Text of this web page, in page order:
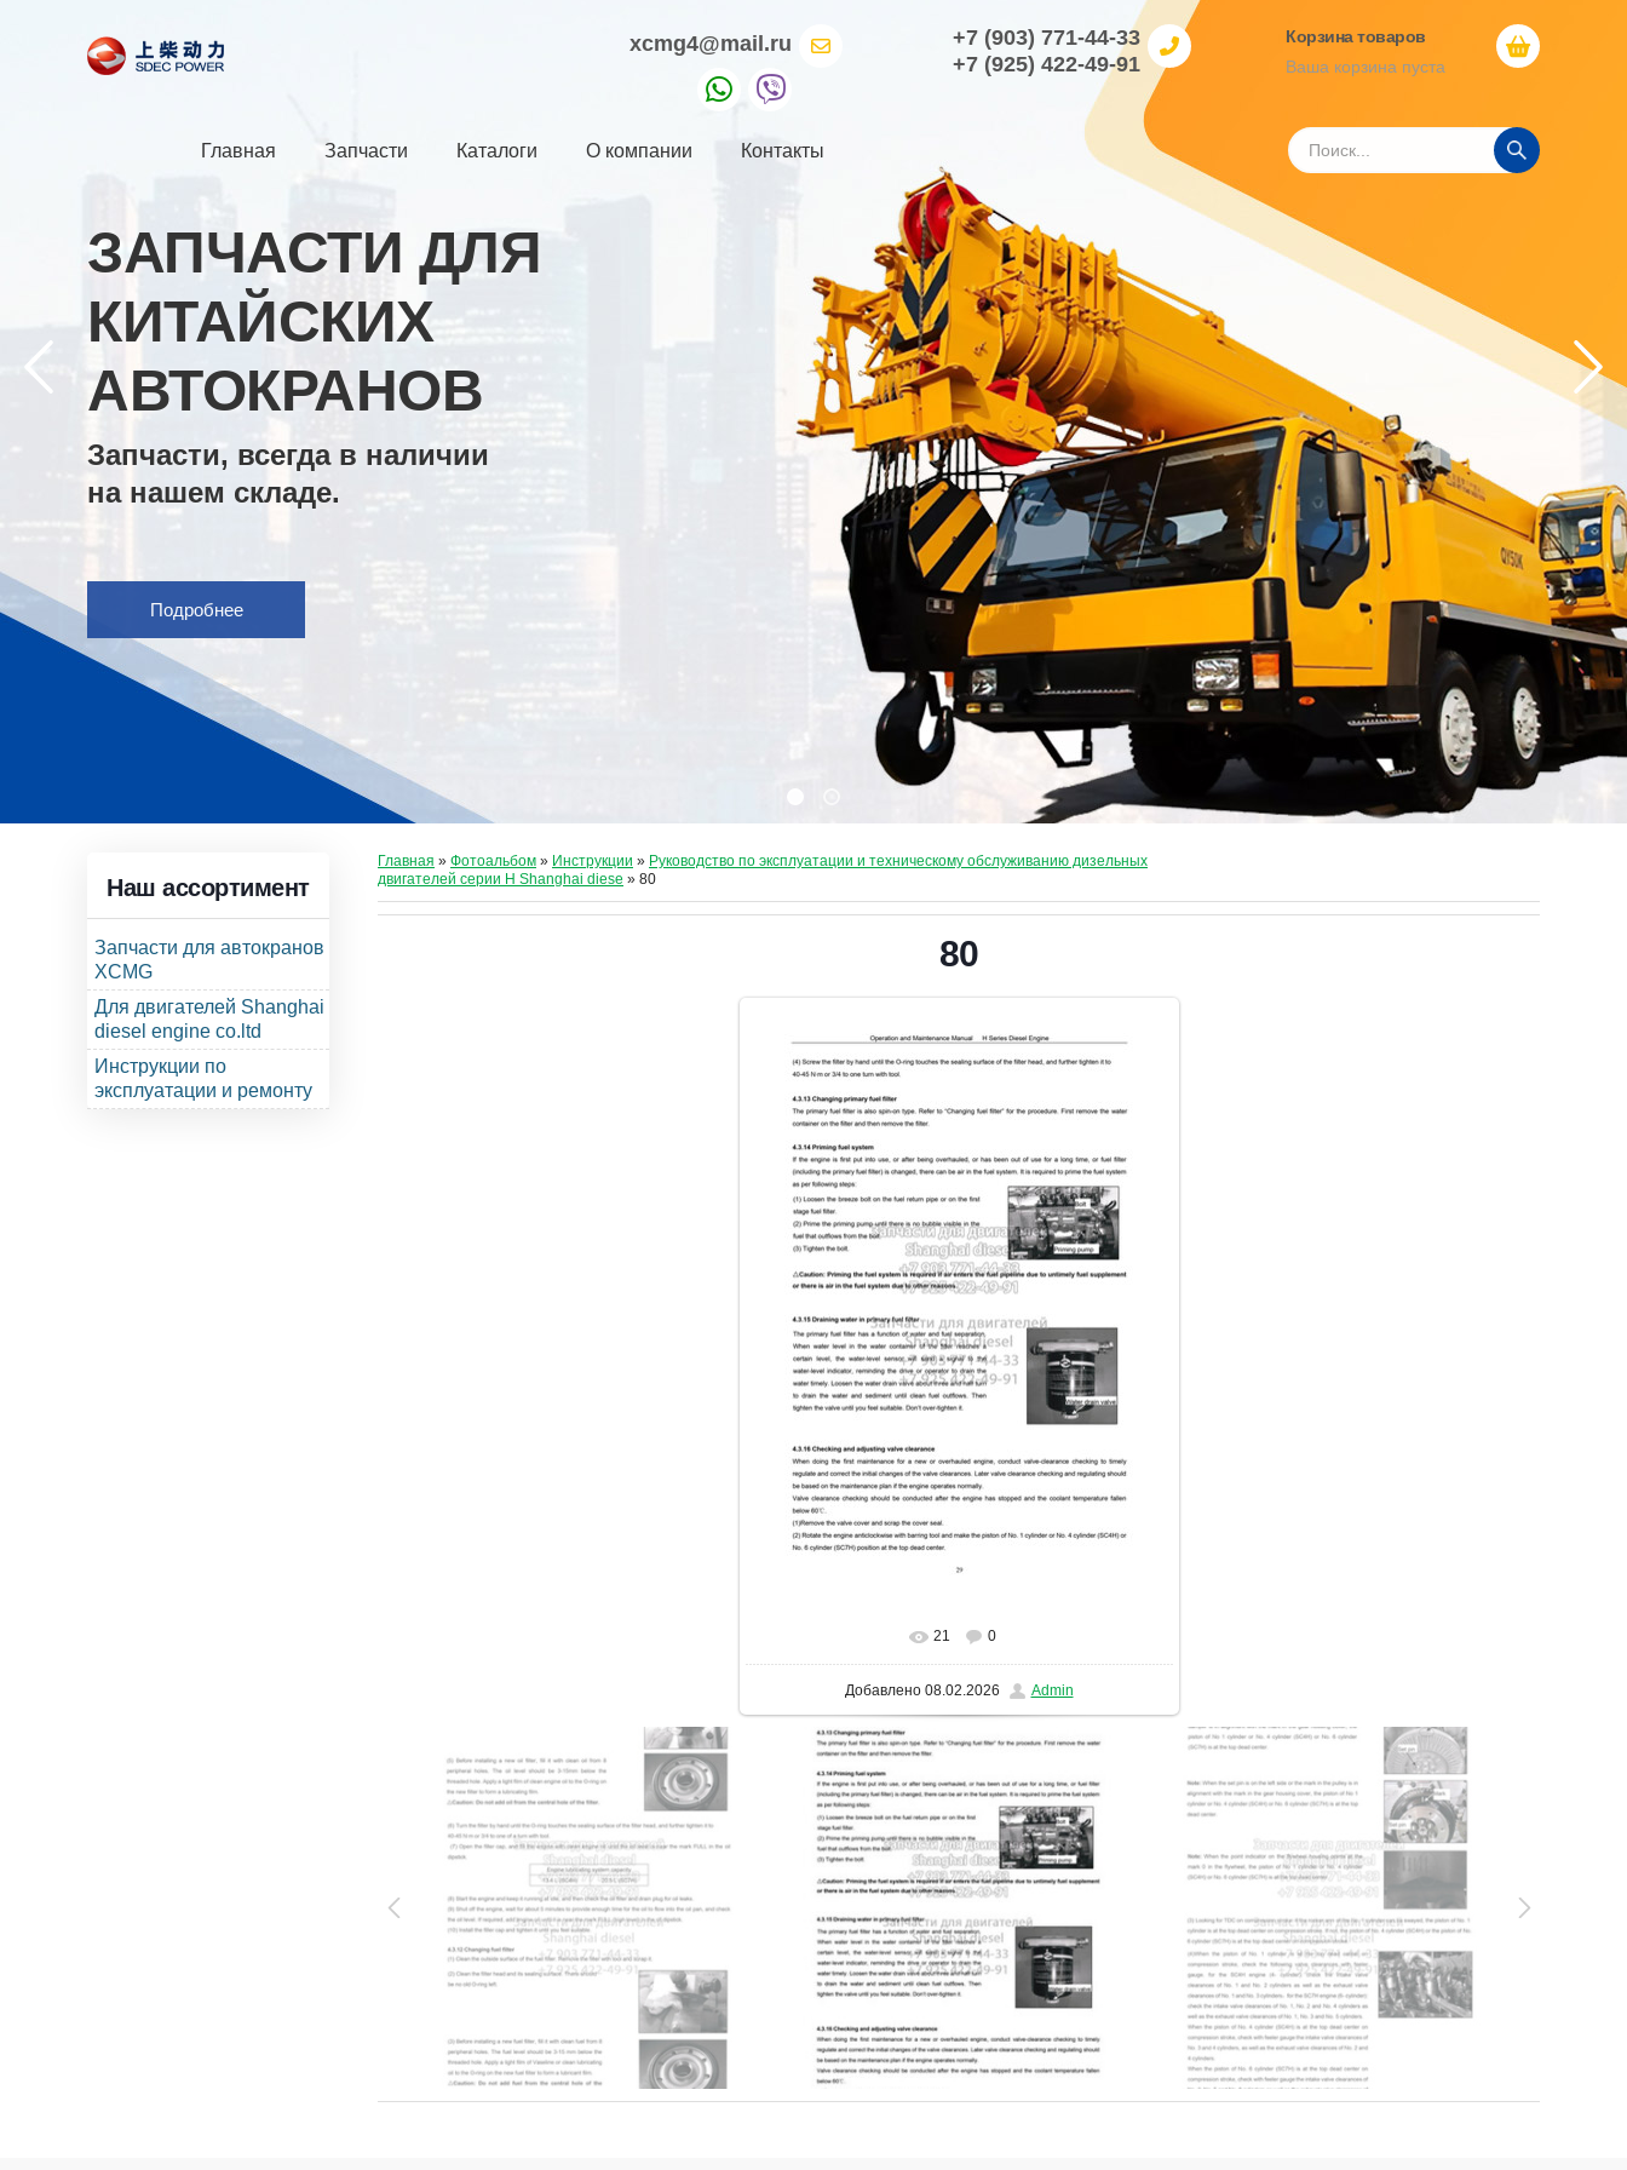
xcmg4@mail.ru
+7 (903) 771-44-33
+7 (925) 422-49-91
Корзина товаров
Ваша корзина пуста
Главная Запчасти Каталоги О компании Контакты
ЗАПЧАСТИ ДЛЯ
КИТАЙСКИХ
АВТОКРАНОВ
Запчасти, всегда в наличии
на нашем складе.
Подробнее
Наш ассортимент
Запчасти для автокранов
XCMG
Для двигателей Shanghai
diesel engine co.ltd
Инструкции по
эксплуатации и ремонту
Главная » Фотоальбом » Инструкции » Руководство по эксплуатации и техническому обслуживанию дизельных
двигателей серии Н Shanghai diese » 80
80
В реальном размере 1131x1600
21 0
Добавлено08.02.2026 Admin